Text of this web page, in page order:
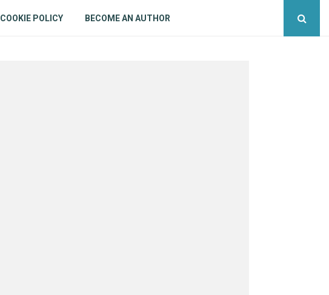
COOKIE POLICY BECOME AN AUTHOR